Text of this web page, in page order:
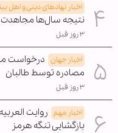
اخبار نهادهای دینی و اهل
نتیجه سال‌ها مجاهدت
۳ روز قبل
اخبار جهان درخواست
مصادره توسط طالبان
۳ روز قبل
اخبار مهم روایت
بازگشایی تنگه هرمز